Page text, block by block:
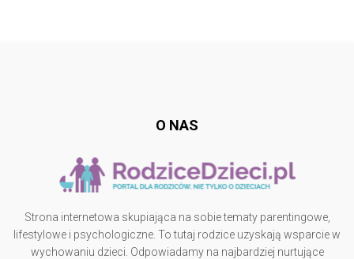
O NAS
Strona internetowa skupiająca na sobie tematy parentingowe,
lifestylowe i psychologiczne. To tutaj rodzice uzyskają wsparcie w
wychowaniu dzieci. Odpowiadamy na najbardziej nurtujące